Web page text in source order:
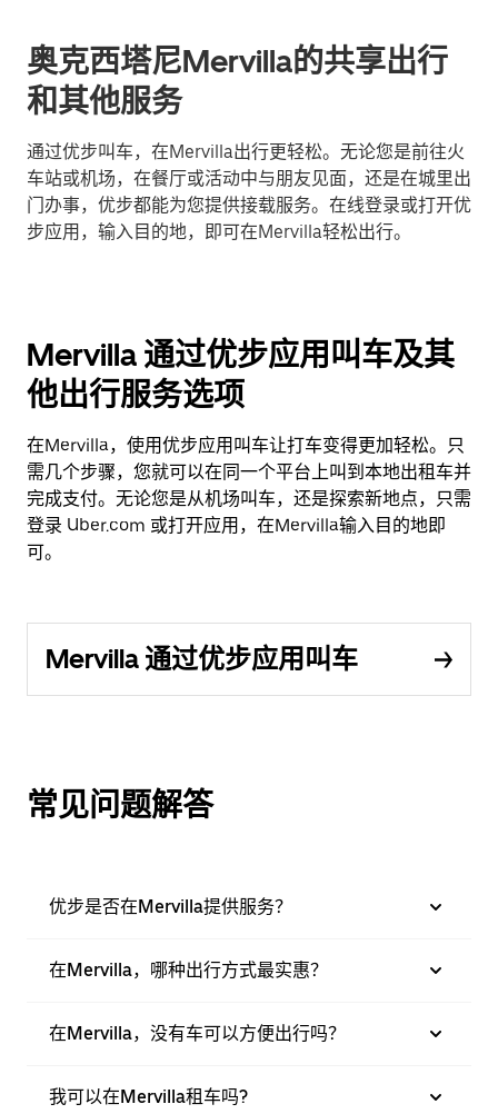
奥克西塔尼Mervilla的共享出行
和其他服务
通过优步叫车，在Mervilla出行更轻松。无论您是前往火
车站或机场，在餐厅或活动中与朋友见面，还是在城里出
门办事，优步都能为您提供接载服务。在线登录或打开优
步应用，输入目的地，即可在Mervilla轻松出行。
Mervilla 通过优步应用叫车及其
他出行服务选项
在Mervilla，使用优步应用叫车让打车变得更加轻松。只
需几个步骤，您就可以在同一个平台上叫到本地出租车并
完成支付。无论您是从机场叫车，还是探索新地点，只需
登录 Uber.com 或打开应用，在Mervilla输入目的地即
可。
Mervilla 通过优步应用叫车
常见问题解答
优步是否在Mervilla提供服务？
在Mervilla，哪种出行方式最实惠？
在Mervilla，没有车可以方便出行吗？
我可以在Mervilla租车吗?